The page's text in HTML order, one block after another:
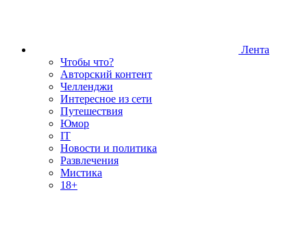
Лента
Чтобы что?
Авторский контент
Челленджи
Интересное из сети
Путешествия
Юмор
IT
Новости и политика
Развлечения
Мистика
18+